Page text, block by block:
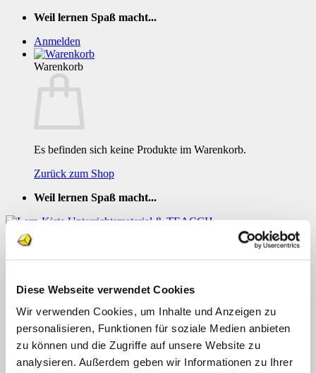
Diese Webseite verwendet Cookies
Wir verwenden Cookies, um Inhalte und Anzeigen zu
personalisieren, Funktionen für soziale Medien anbieten
zu können und die Zugriffe auf unsere Website zu
analysieren. Außerdem geben wir Informationen zu Ihrer
Zum
springen
Weil lernen Spaß macht...
Anmelden
Warenkorb
Es befinden sich keine Produkte im Warenkorb.
Zurück zum Shop
Weil lernen Spaß macht...
Menü
Home
Über uns
Shop
Info
Tierische Puzzles mit 9 Puzzleteilen
Veröffentlicht1. Mai 2020bei423 × 600inTierische Puzzles mit 9
Puzzleteilen
Konzentration, Wahrnehmung, Ausdauer, Tiere, Puzzle